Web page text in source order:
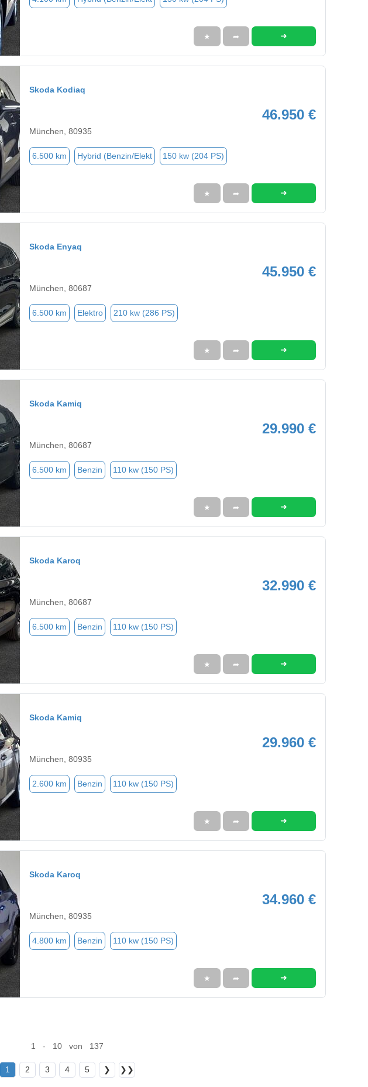
★ ➦ ➜
Skoda Kodiaq
46.950 €
München, 80935
6.500 km Hybrid (Benzin/Elekt 150 kw (204 PS)
★ ➦ ➜
Skoda Enyaq
45.950 €
München, 80687
6.500 km Elektro 210 kw (286 PS)
★ ➦ ➜
Skoda Kamiq
29.990 €
München, 80687
6.500 km Benzin 110 kw (150 PS)
★ ➦ ➜
Skoda Karoq
32.990 €
München, 80687
6.500 km Benzin 110 kw (150 PS)
★ ➦ ➜
Skoda Kamiq
29.960 €
München, 80935
2.600 km Benzin 110 kw (150 PS)
★ ➦ ➜
Skoda Karoq
34.960 €
München, 80935
4.800 km Benzin 110 kw (150 PS)
★ ➦ ➜
1 - 10 von 137
1 2 3 4 5 ❯ ❯❯